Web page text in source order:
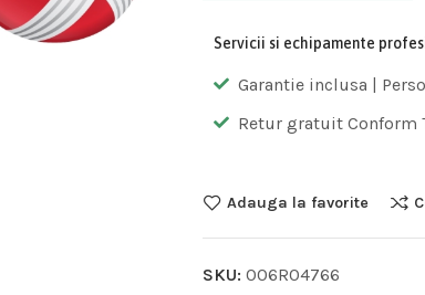
Servicii si echipamente
Garantie inclusa |
Retur gratuit Conform
Adauga la favorite
SKU: 006R04766